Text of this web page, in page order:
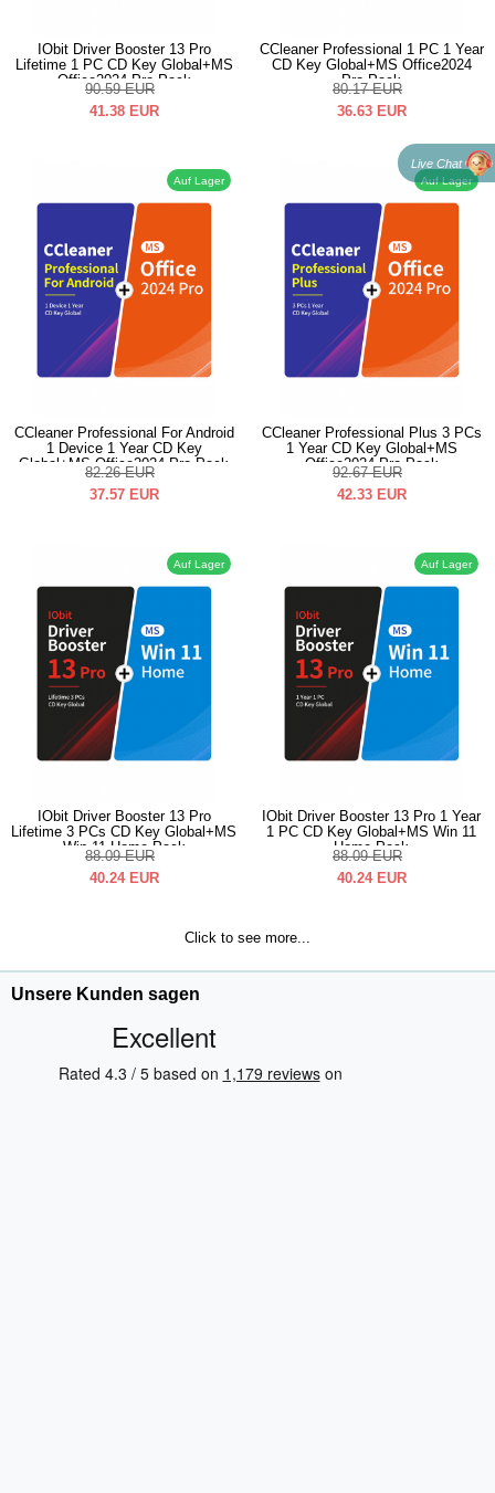
IObit Driver Booster 13 Pro
Lifetime 1 PC CD Key Global+MS
Office2024 Pro Pack
90.59 EUR
41.38 EUR
CCleaner Professional 1 PC 1 Year
CD Key Global+MS Office2024
Pro Pack
80.17 EUR
36.63 EUR
Auf Lager
CCleaner Professional For Android
1 Device 1 Year CD Key
Global+MS Office2024 Pro Pack
82.26 EUR
37.57 EUR
Auf Lager
CCleaner Professional Plus 3 PCs
1 Year CD Key Global+MS
Office2024 Pro Pack
92.67 EUR
42.33 EUR
Auf Lager
IObit Driver Booster 13 Pro
Lifetime 3 PCs CD Key Global+MS
Win 11 Home Pack
88.09 EUR
40.24 EUR
Auf Lager
IObit Driver Booster 13 Pro 1 Year
1 PC CD Key Global+MS Win 11
Home Pack
88.09 EUR
40.24 EUR
Click to see more...
Unsere Kunden sagen
Live Chat